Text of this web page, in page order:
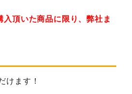
頂いた商品に限り、弊社ま
けます！